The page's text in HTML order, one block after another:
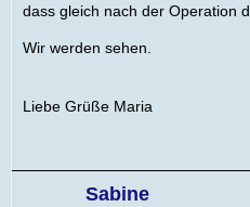
dass gleich nach der Operation
Wir werden sehen.
Liebe Grüße Maria
Sabine